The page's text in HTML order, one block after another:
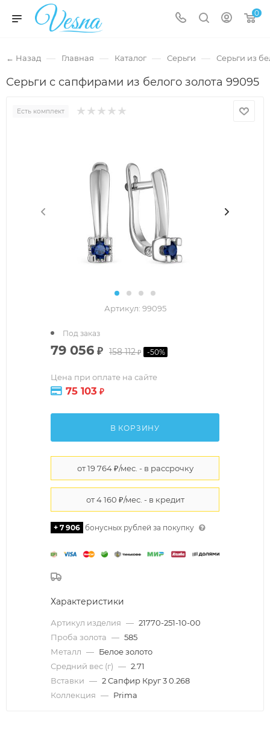
0
← Назад — Главная — Каталог — Серьги — Серьги из
Серьги с сапфирами из белого золота 99095
Есть комплект
Артикул: 99095
79 056 ₽ 158 112₽ -50%
Цена при оплате на сайте
75 103 ₽
Под заказ
В КОРЗИНУ
+ 7 906 бонусных рублей за покупку
Характеристики
Артикул изделия — 21770-251-10-00
Проба золота — 585
Металл — Белое золото
Средний вес (г) — 2.71
Вставки — 2 Сапфир Круг 3 0.268
Коллекция — Prima